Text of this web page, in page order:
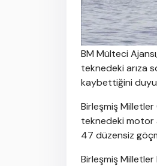
BM Mülteci
teknedeki arıza
kaybettiğini
Birleşmiş Milletler
teknedeki motor
47 düzensiz
Birleşmiş